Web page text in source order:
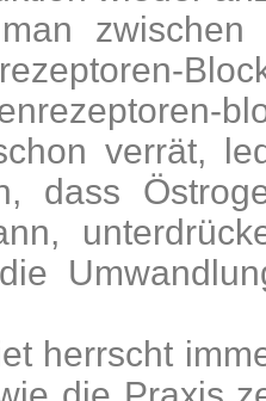
zwischen
verrät,
dass
herrscht